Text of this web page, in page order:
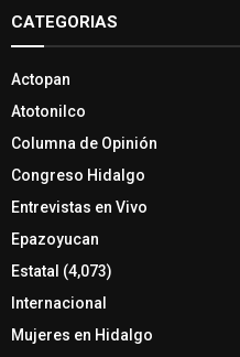
CATEGORIAS
Actopan
Atotonilco
Columna de Opinión
Congreso Hidalgo
Entrevistas en Vivo
Epazoyucan
Estatal (4,073)
Internacional
Mujeres en Hidalgo